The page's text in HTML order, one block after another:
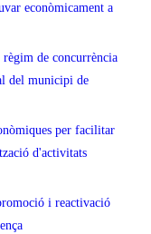
econòmicament a
règim de concurrència
del municipi de
per facilitar
d'activitats
i reactivació